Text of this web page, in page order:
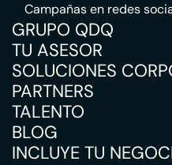
Campañas en redes
GRUPO QDQ
TU ASESOR
SOLUCIONES
PARTNERS
TALENTO
BLOG
INCLUYE TU